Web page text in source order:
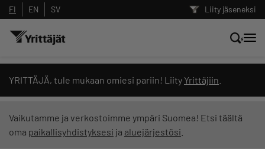
Liity jäseneksi
FI EN SV
YRITTÄJÄ, tule mukaan omiesi pariin! Liity Yrittäjiin
Vaikutamme ja verkostoimme ympäri Suomea! Etsi täältä
oma paikallisyhdistyksesi ja aluejärjestösi
Hae sivustolta tai kysy suoraan
Yrittäjien tekoälyltä